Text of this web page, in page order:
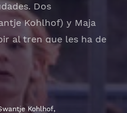
Dos
Kohlhof) y Maja
al tren que les ha de
podrán
el tren se detiene a
en el
de Alemania, Thuringia,
Kohlhof,